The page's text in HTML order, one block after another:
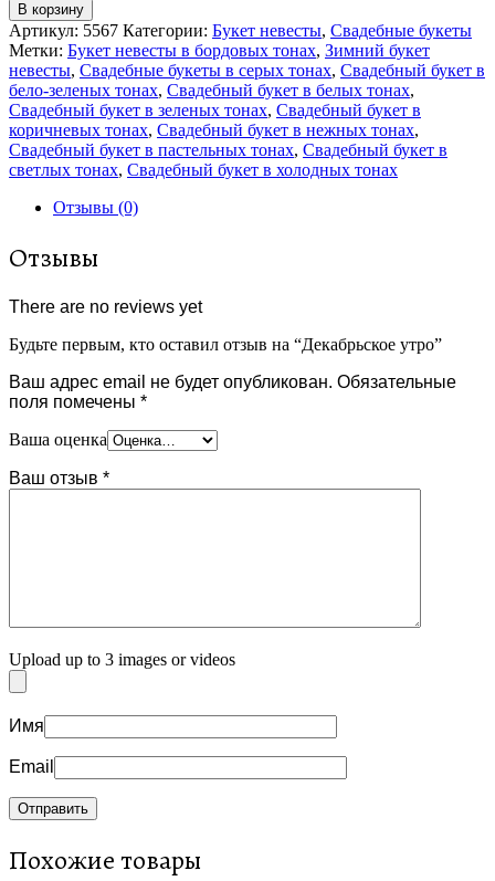
В корзину
Артикул: 5567 Категории: Букет невесты, Свадебные букеты
Метки: Букет невесты в бордовых тонах, Зимний букет
невесты, Свадебные букеты в серых тонах, Свадебный букет в
бело-зеленых тонах, Свадебный букет в белых тонах,
Свадебный букет в зеленых тонах, Свадебный букет в
коричневых тонах, Свадебный букет в нежных тонах,
Свадебный букет в пастельных тонах, Свадебный букет в
светлых тонах, Свадебный букет в холодных тонах
Отзывы (0)
Отзывы
There are no reviews yet
Будьте первым, кто оставил отзыв на “Декабрьское утро”
Ваш адрес email не будет опубликован. Обязательные
поля помечены *
Ваша оценка
Ваш отзыв *
Upload up to 3 images or videos
Имя
Email
Похожие товары